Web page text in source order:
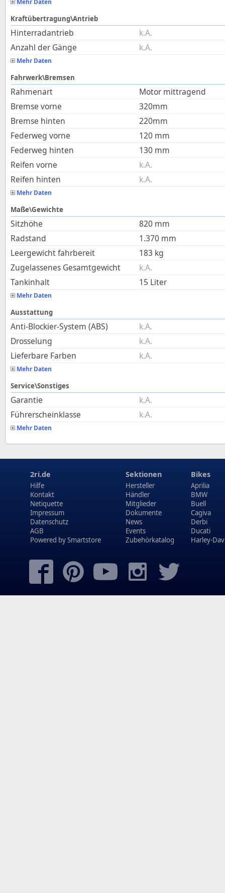
Mehr Daten
Kraftübertragung\Antrieb
Hinterradantrieb
k.A.
Anzahl der Gänge
k.A.
Mehr Daten
Fahrwerk\Bremsen
Rahmenart
Motor mittragend
Bremse vorne
320mm
Bremse hinten
220mm
Federweg vorne
120 mm
Federweg hinten
130 mm
Reifen vorne
k.A.
Reifen hinten
k.A.
Mehr Daten
Maße\Gewichte
Sitzhöhe 820 mm
Radstand
1.370 mm
Leergewicht fahrbereit
183 kg
Zugelassenes Gesamtgewicht
k.A.
Tankinhalt
15 Liter
Mehr Daten
Ausstattung
Anti-Blockier-System (ABS)
k.A.
Drosselung
k.A.
Lieferbare Farben
k.A.
Mehr Daten
Service\Sonstiges
Garantie
k.A.
Führerscheinklasse
k.A.
Mehr Daten
2ri.de
Hilfe
Kontakt
Netiquette
Impressum
Datenschutz
AGB
Powered bySmartstore
Sektionen
Hersteller
Händler
Mitglieder
Dokumente
News
Events
Zubehörkatalog
Bikes
Aprilia
BMW
Buell
Cagiva
Derbi
Ducati
Harley-